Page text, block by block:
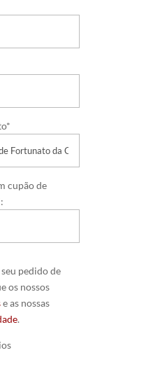
cupão de
pedido de
os nossos
e as nossas
.